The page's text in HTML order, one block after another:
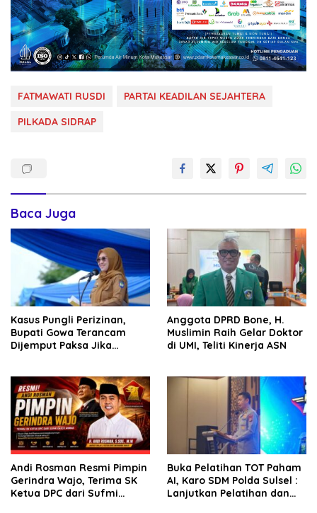
FATMAWATI RUSDI
PARTAI KEADILAN SEJAHTERA
PILKADA SIDRAP
Baca Juga
Kasus Pungli Perizinan,
Bupati Gowa Terancam
Dijemput Paksa Jika
Anggota DPRD Bone, H.
Muslimin Raih Gelar Doktor
di UMI, Teliti Kinerja ASN
Andi Rosman Resmi Pimpin
Gerindra Wajo, Terima SK
Ketua DPC dari Sufmi
Buka Pelatihan TOT Paham
AI, Karo SDM Polda Sulsel :
Lanjutkan Pelatihan dan